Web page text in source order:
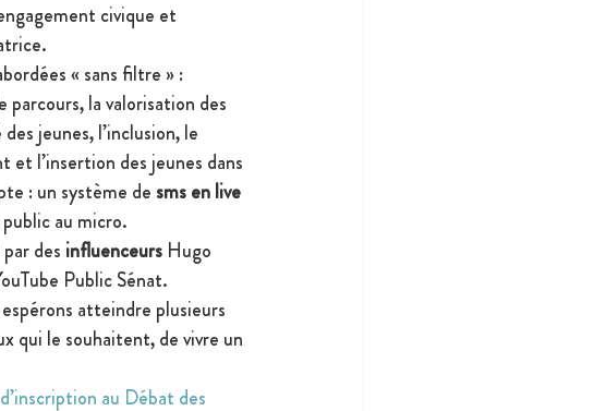
civique et
« sans filtre » :
parcours, la valorisation des
jeunes, l’inclusion, le
et l’insertion des jeunes dans
: un système de sms en live
au micro.
des influenceurs Hugo
Public Sénat.
atteindre plusieurs
qui le souhaitent, de vivre un
au Débat des